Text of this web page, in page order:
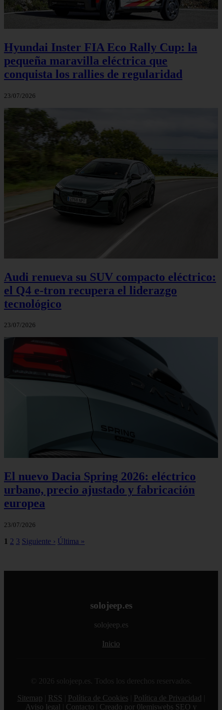
Hyundai Inster FIA Eco Rally Cup: la
pequeña maravilla eléctrica que
conquista los rallies de regularidad
23/07/2026
Audi renueva su SUV compacto eléctrico:
el Q4 e‑tron recupera el liderazgo
tecnológico
23/07/2026
El nuevo Dacia Spring 2026: eléctrico
urbano, precio ajustado y fabricación
europea
23/07/2026
1 2 3 Siguiente › Última »
solojeep.es
solojeep.es
Inicio
© 2026 solojeep.es. Todos los derechos reservados.
Sitemap
RSS Política de Cookies Política de Privacidad
Aviso legal
Contacto Creado por 0lemiswebs SEO y